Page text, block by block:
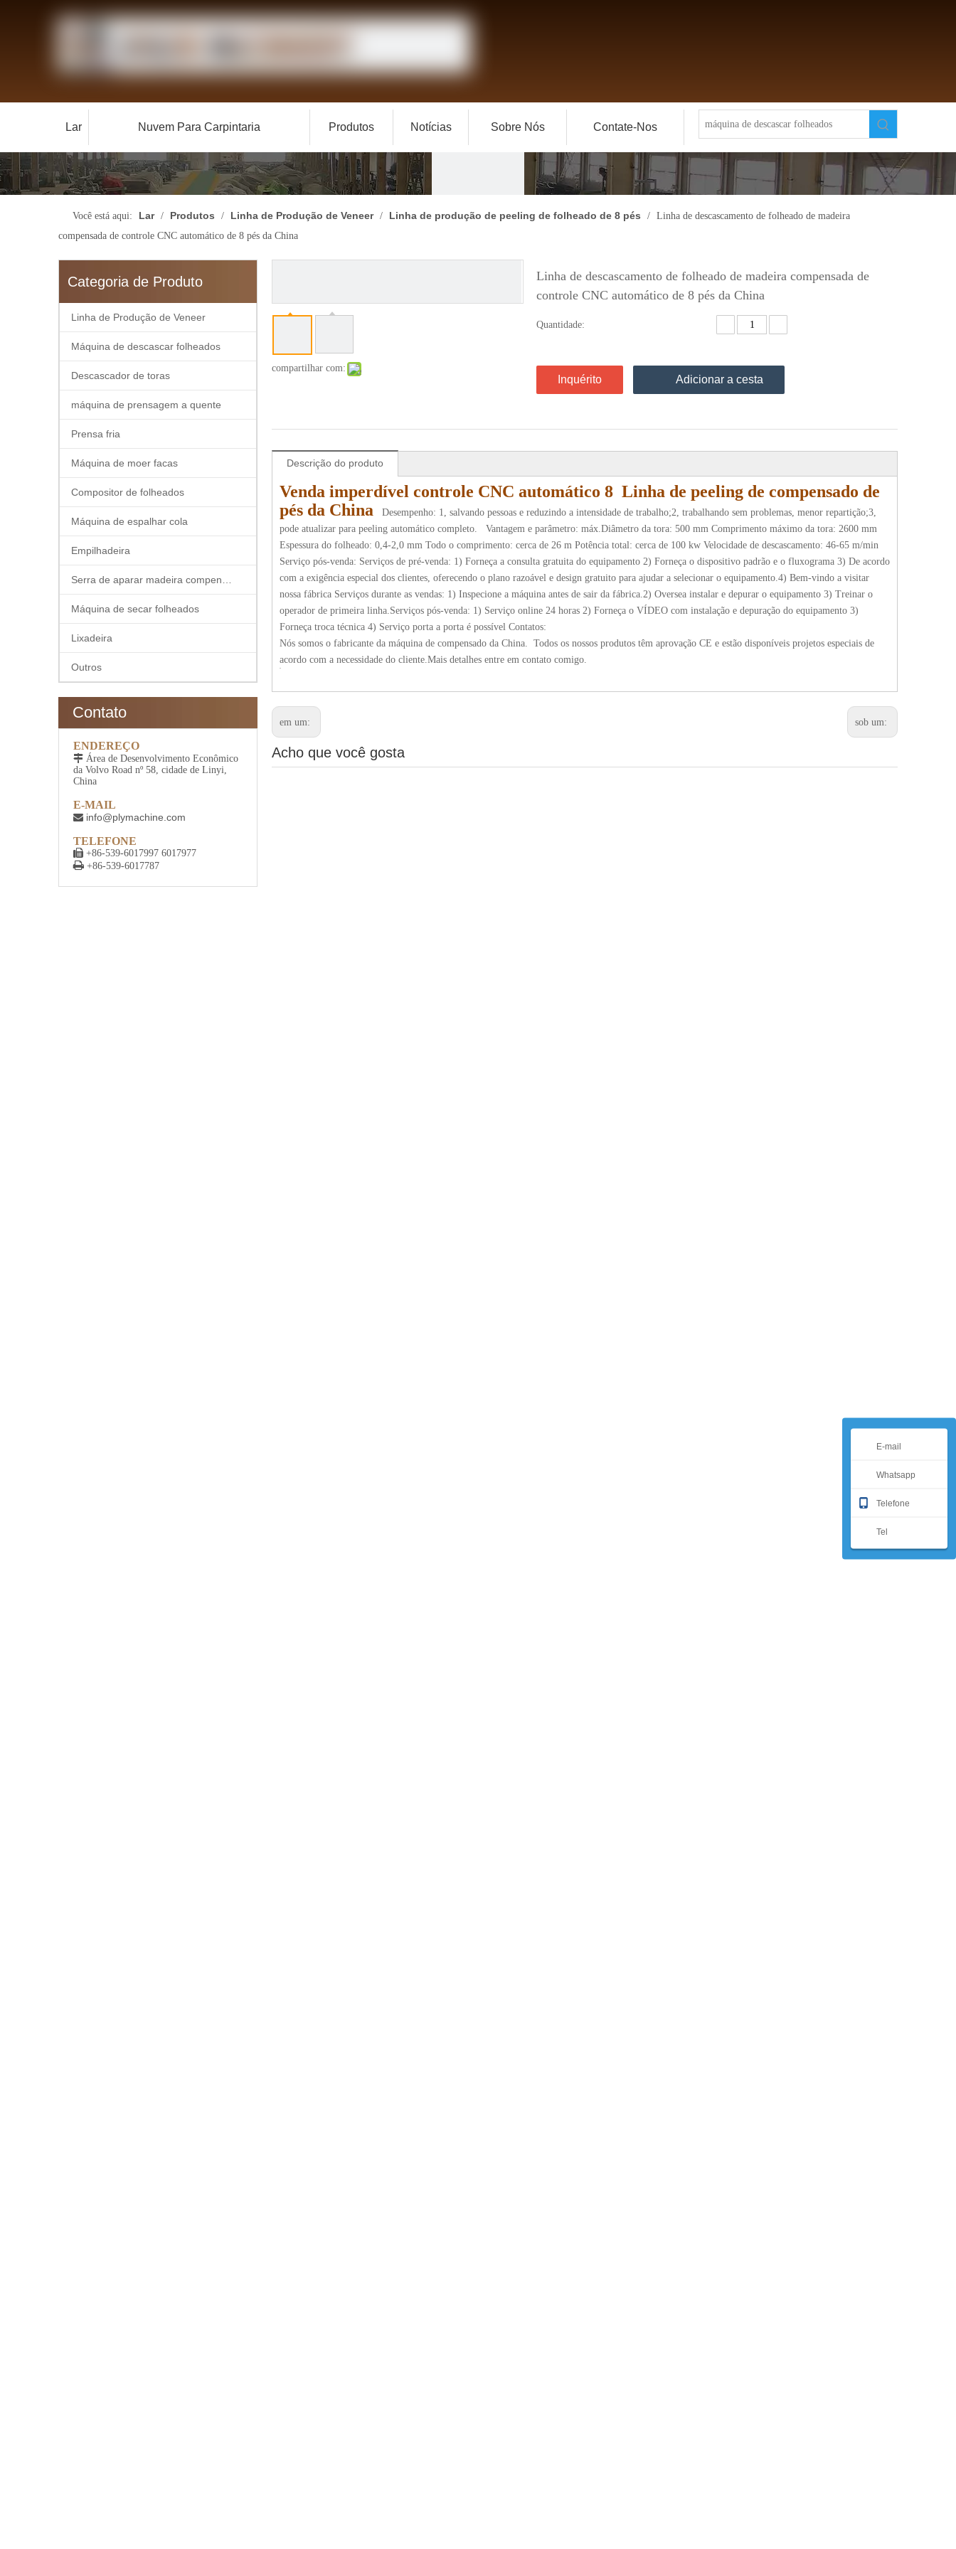
Lar Nuvem Para Carpintaria Produtos Notícias Sobre Nós Contate-Nos
Você está aqui: Lar / Produtos / Linha de Produção de Veneer / Linha de produção de peeling de folheado de 8 pés / Linha de descascamento de folheado de madeira
compensada de controle CNC automático de 8 pés da China
Categoria de Produto
Linha de Produção de Veneer
Máquina de descascar folheados
Descascador de toras
máquina de prensagem a quente
Prensa fria
Máquina de moer facas
Compositor de folheados
Máquina de espalhar cola
Empilhadeira
Máquina de secar folheados
Lixadeira
Outros
Contato
ENDEREÇO
 Área de Desenvolvimento Econômico
da Volvo Road nº 58, cidade de Linyi,
China
E-MAIL
 info@plymachine.com
TELEFONE
 +86-539-6017997 6017977
 +86-539-6017787
compartilhar com:
Linha de descascamento de folheado de madeira compensada de
controle CNC automático de 8 pés da China
Quantidade:
Inquérito Adicionar a cesta
Descrição do produto
Venda imperdível controle CNC automático 8 Linha de peeling de compensado de
pés da China Desempenho: 1, salvando pessoas e reduzindo a intensidade de trabalho;2, trabalhando sem problemas, menor repartição;3,
pode atualizar para peeling automático completo. Vantagem e parâmetro: máx.Diâmetro da tora: 500 mm Comprimento máximo da tora: 2600 mm
Espessura do folheado: 0,4-2,0 mm Todo o comprimento: cerca de 26 m Potência total: cerca de 100 kw Velocidade de descascamento: 46-65 m/min
Serviço pós-venda: Serviços de pré-venda: 1) Forneça a consulta gratuita do equipamento 2) Forneça o dispositivo padrão e o fluxograma 3) De acordo
com a exigência especial dos clientes, oferecendo o plano razoável e design gratuito para ajudar a selecionar o equipamento.4) Bem-vindo a visitar
nossa fábrica Serviços durante as vendas: 1) Inspecione a máquina antes de sair da fábrica.2) Oversea instalar e depurar o equipamento 3) Treinar o
operador de primeira linha.Serviços pós-venda: 1) Serviço online 24 horas 2) Forneça o VÍDEO com instalação e depuração do equipamento 3)
Forneça troca técnica 4) Serviço porta a porta é possível Contatos:
Nós somos o fabricante da máquina de compensado da China. Todos os nossos produtos têm aprovação CE e estão disponíveis projetos especiais de
acordo com a necessidade do cliente.Mais detalhes entre em contato comigo.
em um: sob um:
Acho que você gosta
E-mail
Whatsapp
Telefone
Tel